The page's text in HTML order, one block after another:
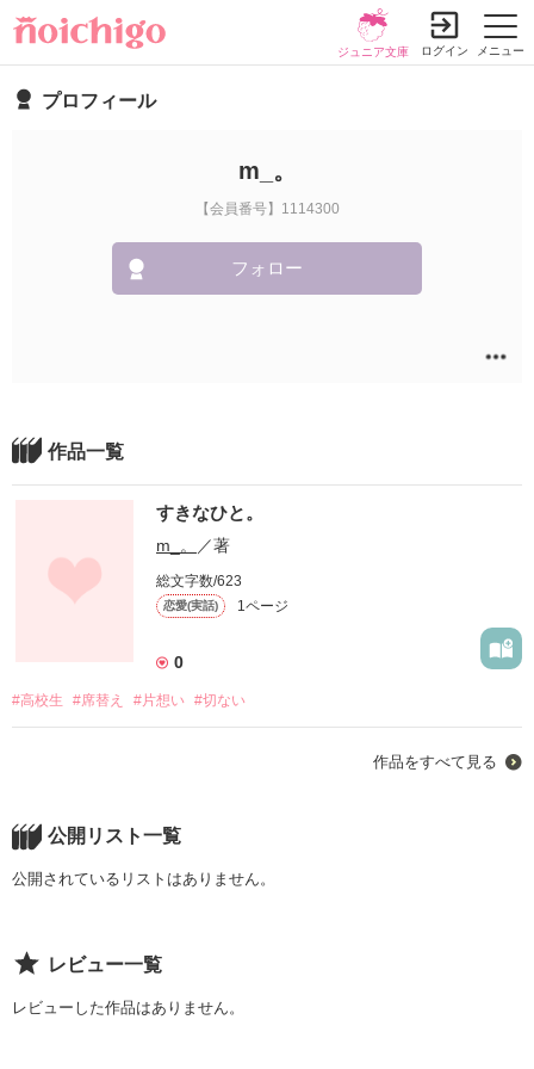
メニュー
ジュニア文庫 ログイン
プロフィール
m_。
【会員番号】1114300
フォロー
作品一覧
すきなひと。
m_。 ／著
総文字数/623
恋愛(実話) 1ページ
0
#高校生 #席替え #片想い #切ない
作品をすべて見る
公開リスト一覧
公開されているリストはありません。
レビュー一覧
レビューした作品はありません。